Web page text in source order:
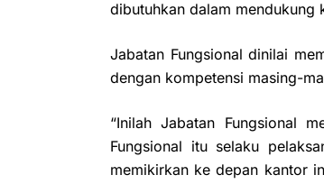
dibutuhkan dalam mendukung
Jabatan Fungsional dinilai
dengan kompetensi masing-
“Inilah Jabatan Fungsional
Fungsional itu selaku
memikirkan ke depan kantor